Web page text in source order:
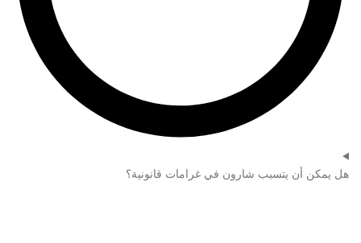
هل يمكن أن يتسبب شارون في غرامات قانونية؟